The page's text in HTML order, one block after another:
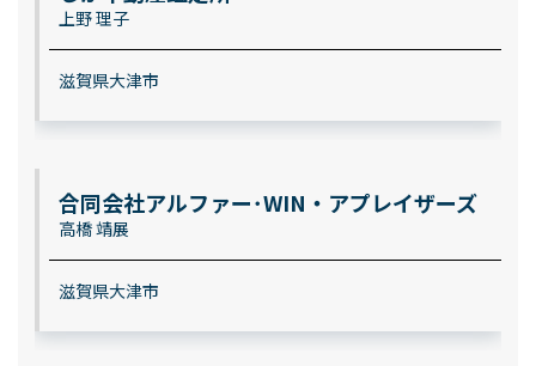
上野 理子
滋賀県大津市
合同会社アルファー･WIN・アプレイザーズ
高橋 靖展
滋賀県大津市